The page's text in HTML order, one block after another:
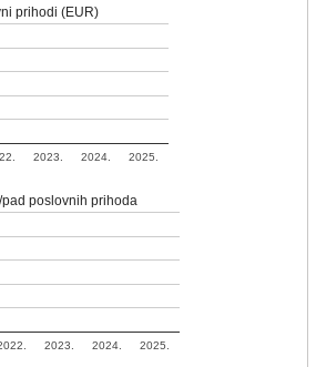
prihodi (EUR)
2023. 2024. 2025.
pad poslovnih prihoda
2023. 2024. 2025.